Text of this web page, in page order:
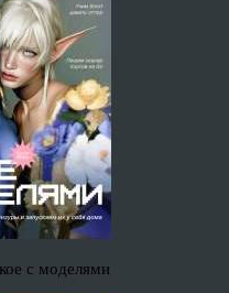
с моделями